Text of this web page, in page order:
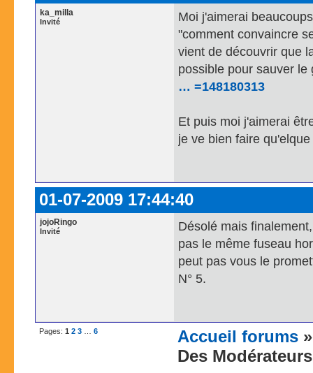
ka_milla
Invité
Moi j'aimerai
"comment convaincre
vient de découvrir que
possible pour sauver
… =148180313
Et puis moi j'aimerai
je ve bien faire
01-07-2009 17:44:40
jojoRingo
Invité
Désolé mais
pas le même fuseau
peut pas vous le
N° 5.
Pages: 1 2 3 6 Accueil forums
Des